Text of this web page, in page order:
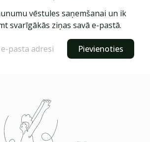
vēstules saņemšanai un ik
svarīgākās ziņas savā e-pastā.
Pievienoties